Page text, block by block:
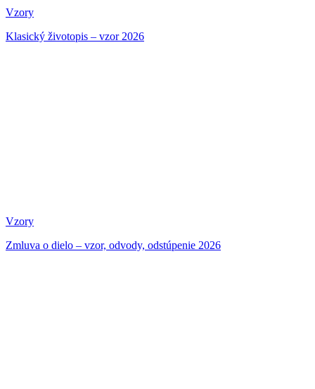
Vzory
Klasický životopis – vzor 2026
Vzory
Zmluva o dielo – vzor, odvody, odstúpenie 2026